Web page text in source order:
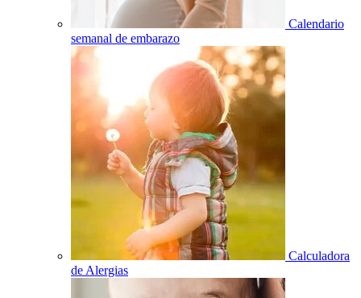
Calendario
semanal de embarazo
Calculadora
de Alergias